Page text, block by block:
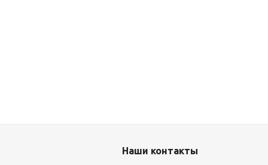
Наши контакты